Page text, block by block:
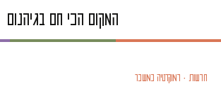
חדשות · דמוקרטיה במשבר